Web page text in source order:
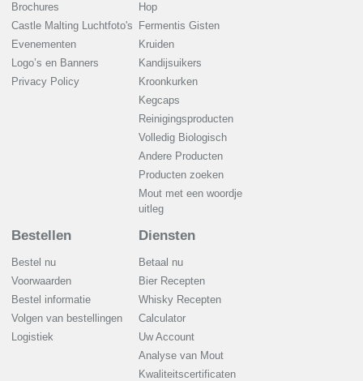
Brochures
Castle Malting Luchtfoto's
Evenementen
Logo’s en Banners
Privacy Policy
Hop
Fermentis Gisten
Kruiden
Kandijsuikers
Kroonkurken
Kegcaps
Reinigingsproducten
Volledig Biologisch
Andere Producten
Producten zoeken
Mout met een woordje
uitleg
Bestellen
Bestel nu
Voorwaarden
Bestel informatie
Volgen van bestellingen
Logistiek
Diensten
Betaal nu
Bier Recepten
Whisky Recepten
Calculator
Uw Account
Analyse van Mout
Kwaliteitscertificaten